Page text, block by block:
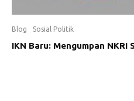
Blog Sosial Politik
IKN Baru: Mengumpan NKRI